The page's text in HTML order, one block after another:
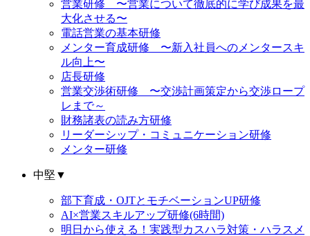
営業研修 〜営業について徹底的に学び成果を最
大化させる〜
電話営業の基本研修
メンター育成研修 〜新入社員へのメンタースキ
ル向上〜
店長研修
営業交渉術研修 〜交渉計画策定から交渉ロープ
レまで～
財務諸表の読み方研修
リーダーシップ・コミュニケーション研修
メンター研修
中堅 ▼
部下育成・OJTとモチベーションUP研修
AI×営業スキルアップ研修(6時間)
明日から使える！実践型カスハラ対策・ハラスメ